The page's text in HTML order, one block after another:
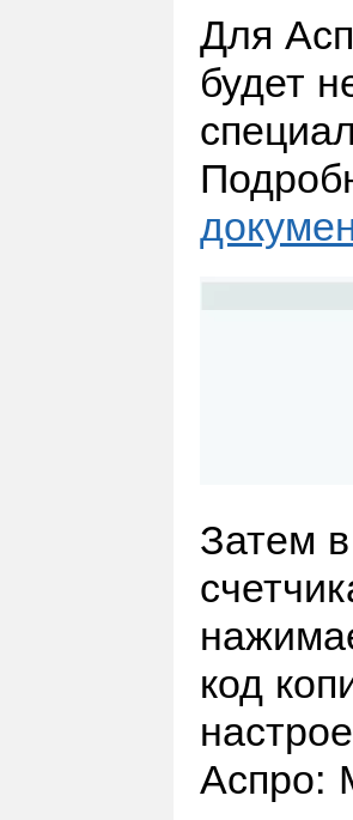
Для
будет
Затем
код
Аспро: